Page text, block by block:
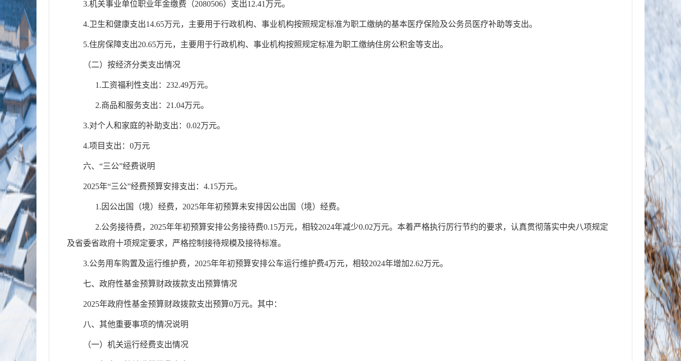
3.机关事业单位职业年金缴费（2080506）支出12.41万元。
4.卫生和健康支出14.65万元，主要用于行政机构、事业机构按照规定标准为职工缴纳的基本医疗保险及公务员医疗补助等支出。
5.住房保障支出20.65万元，主要用于行政机构、事业机构按照规定标准为职工缴纳住房公积金等支出。
（二）按经济分类支出情况
1.工资福利性支出：232.49万元。
2.商品和服务支出：21.04万元。
3.对个人和家庭的补助支出：0.02万元。
4.项目支出：0万元
六、“三公”经费说明
2025年“三公”经费预算安排支出：4.15万元。
1.因公出国（境）经费，2025年年初预算未安排因公出国（境）经费。
2.公务接待费，2025年年初预算安排公务接待费0.15万元，相较2024年减少0.02万元。本着严格执行厉行节约的要求，认真贯彻落实中央八项规定
及省委省政府十项规定要求，严格控制接待规模及接待标准。
3.公务用车购置及运行维护费，2025年年初预算安排公车运行维护费4万元，相较2024年增加2.62万元。
七、政府性基金预算财政拨款支出预算情况
2025年政府性基金预算财政拨款支出预算0万元。其中：
八、其他重要事项的情况说明
（一）机关运行经费支出情况